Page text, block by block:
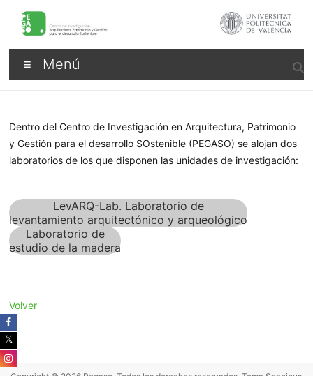
contenido
Pegaso
Menú
Dentro del Centro de Investigación en Arquitectura, Patrimonio
y Gestión para el desarrollo SOstenible (PEGASO) se alojan dos
laboratorios de los que disponen las unidades de investigación:
LevARQ-Lab. Laboratorio de
levantamiento arquitectónico y arqueológico
Laboratorio de
estudio de la madera
Volver